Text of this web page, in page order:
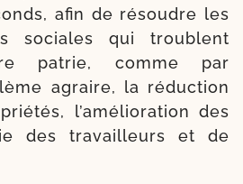
afin de résoudre les
sociales qui troublent
patrie, comme par
agraire, la réduc­tion
l’amélioration des
des tra­vailleurs et de